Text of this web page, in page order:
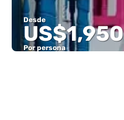
Desde
US$1,950
Por persona